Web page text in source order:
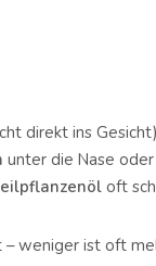
direkt ins
unter die Nase
oft
weniger ist oft